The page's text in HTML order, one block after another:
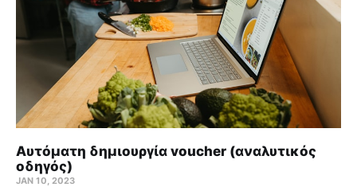
Αυτόματη δημιουργία voucher (αναλυτικός
οδηγός)
JAN 10, 2023